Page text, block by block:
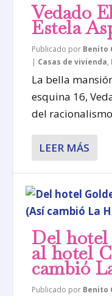
Vedado
Estela
Publicado por Benito
| Casas de vivienda,
La bella
esquina 16,
del
LEER MÁS
Del hotel
al hotel
cambió
Publicado por Benito